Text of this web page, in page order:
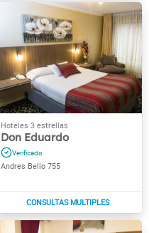
Don Eduardo
Andres Bello 755